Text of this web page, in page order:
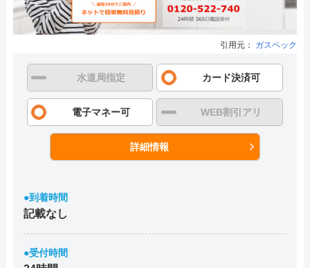
引用元： ガスペック
水道局指定 カード決済可
電子マネー可 WEB割引アリ
詳細情報
●到着時間
記載なし
●受付時間